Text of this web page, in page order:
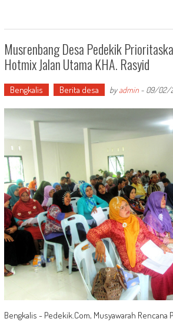
Musrenbang Desa Pedekik
Hotmix Jalan Utama KHA. Rasyid
Bengkalis Berita desa byadmin- 09/02/
Bengkalis - Pedekik.Com, Musyawarah Rencana